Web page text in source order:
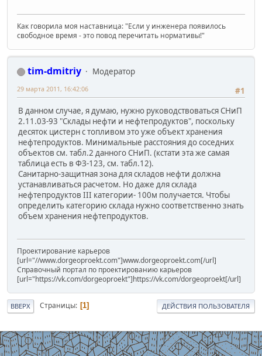
Как говорила моя наставница: "Если у инженера появилось
свободное время - это повод перечитать нормативы!"
tim-dmitriy
Модератор
#1
29 марта 2011, 16:42:06
В данном случае, я думаю, нужно руководствоваться СНиП
2.11.03-93 "Склады нефти и нефтепродуктов", поскольку
десяток цистерн с топливом это уже объект хранения
нефтепродуктов. Минимальные расстояния до соседних
объектов см. табл.2 данного СНиП. (кстати эта же самая
таблица есть в ФЗ-123, см. табл.12).
Санитарно-защитная зона для складов нефти должна
устанавливаться расчетом. Но даже для склада
нефтепродуктов III категории- 100м получается. Чтобы
определить категорию склада нужно соответственно знать
объем хранения нефтепродуктов.
Проектирование карьеров
[url="//www.dorgeoproekt.com"]www.dorgeoproekt.com[/url]
Справочный портал по проектированию карьеров
[url="https://vk.com/dorgeoproekt"]https://vk.com/dorgeoproekt[/url]
ВВЕРХ Страницы 1 ДЕЙСТВИЯ ПОЛЬЗОВАТЕЛЯ